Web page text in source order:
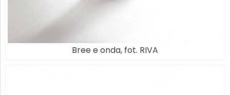
Bree e onda, fot. RIVA